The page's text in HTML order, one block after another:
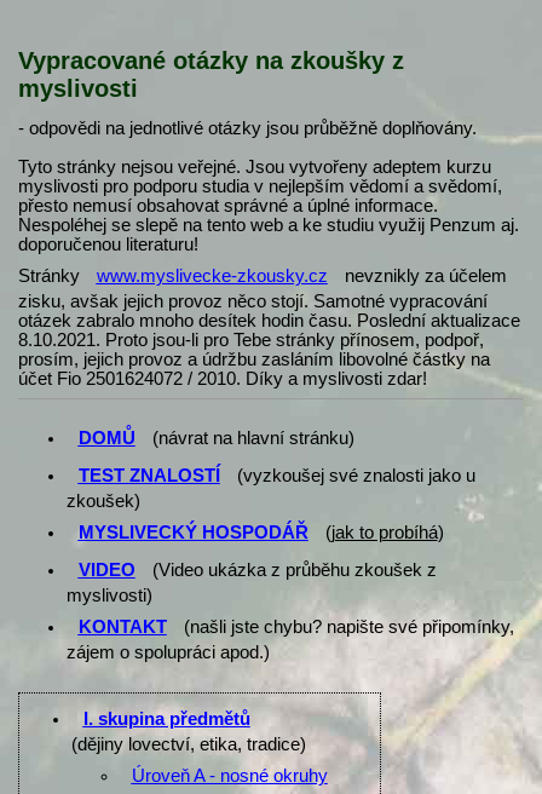
Vypracované otázky na zkoušky z
myslivosti
- odpovědi na jednotlivé otázky jsou průběžně doplňovány.
Tyto stránky nejsou veřejné. Jsou vytvořeny adeptem kurzu
myslivosti pro podporu studia v nejlepším vědomí a svědomí,
přesto nemusí obsahovat správné a úplné informace.
Nespoléhej se slepě na tento web a ke studiu využij Penzum aj.
doporučenou literaturu!
Stránky
www.myslivecke-zkousky.cz
nevznikly za účelem
zisku, avšak jejich provoz něco stojí. Samotné vypracování
otázek zabralo mnoho desítek hodin času. Poslední aktualizace
8.10.2021. Proto jsou-li pro Tebe stránky přínosem, podpoř,
prosím, jejich provoz a údržbu zasláním libovolné částky na
účet Fio 2501624072 / 2010. Díky a myslivosti zdar!
DOMŮ
(návrat na hlavní stránku)
TEST ZNALOSTÍ
(vyzkoušej své znalosti jako u
zkoušek)
MYSLIVECKÝ HOSPODÁŘ
(jak to probíhá)
VIDEO
(Video ukázka z průběhu zkoušek z
myslivosti)
KONTAKT
(našli jste chybu? napište své připomínky,
zájem o spolupráci apod.)
I. skupina předmětů
(dějiny lovectví, etika, tradice)
Úroveň A - nosné okruhy